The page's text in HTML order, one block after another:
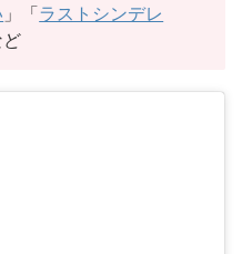
」「ラストシンデレ
ど